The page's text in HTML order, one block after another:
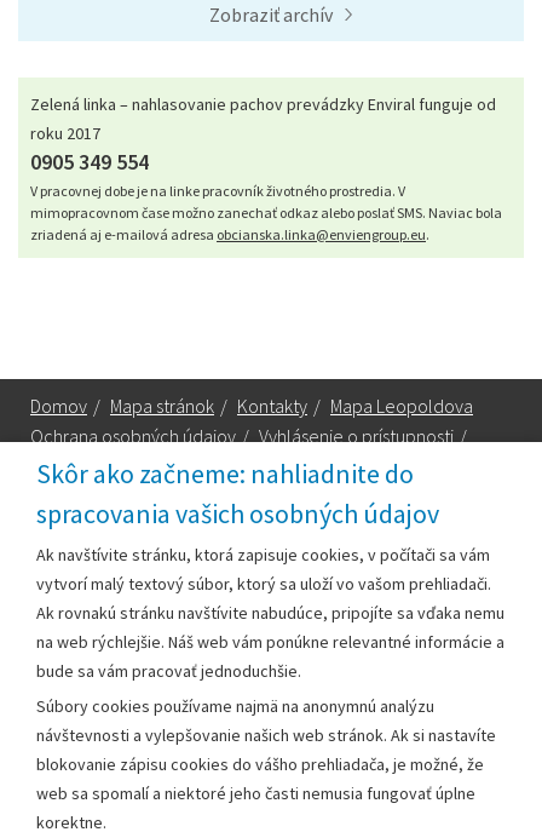
Skôr ako začneme: nahliadnite do
spracovania vašich osobných údajov
Ak navštívite stránku, ktorá zapisuje cookies, v počítači sa vám
vytvorí malý textový súbor, ktorý sa uloží vo vašom prehliadači.
Ak rovnakú stránku navštívite nabudúce, pripojíte sa vďaka nemu
na web rýchlejšie. Náš web vám ponúkne relevantné informácie a
bude sa vám pracovať jednoduchšie.
Súbory cookies používame najmä na anonymnú analýzu
návštevnosti a vylepšovanie našich web stránok. Ak si nastavíte
blokovanie zápisu cookies do vášho prehliadača, je možné, že
web sa spomalí a niektoré jeho časti nemusia fungovať úplne
korektne.
Zobraziť archív
Zelená linka – nahlasovanie pachov prevádzky Enviral funguje od
roku 2017
0905 349 554
V pracovnej dobe je na linke pracovník životného prostredia. V
mimopracovnom čase možno zanechať odkaz alebo poslať SMS. Naviac bola
zriadená aj e-mailová adresa obcianska.linka@enviengroup.eu.
Domov / Mapa stránok / Kontakty / Mapa Leopoldova
Ochrana osobných údajov / Vyhlásenie o prístupnosti /
Technická podpora
Mestský úrad Leopoldov
Hlohovská cesta 1818/2A
920 41 Leopoldov
Kontakt:
Telefón:+42133/285 27 11
Email:
mesto@leopoldov.sk